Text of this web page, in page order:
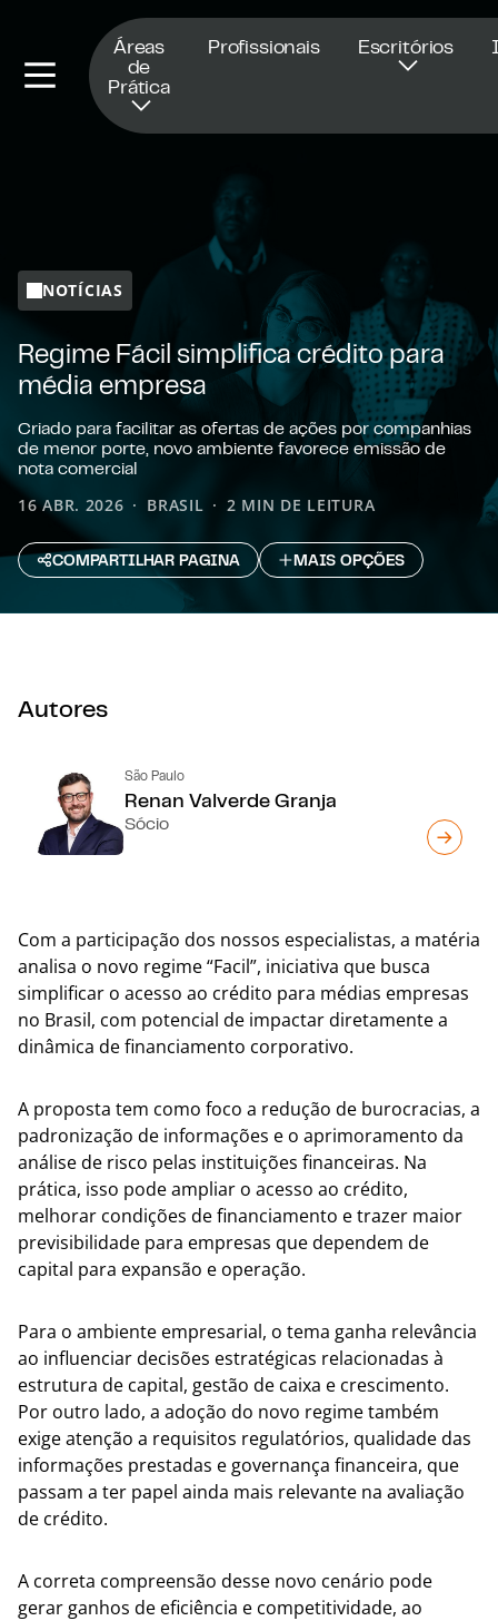
Áreas
de
Prática
Profissionais Escritórios
NOTÍCIAS
Regime Fácil simplifica crédito para
média empresa
Criado para facilitar as ofertas de ações por companhias
de menor porte, novo ambiente favorece emissão de
nota comercial
16 ABR. 2026 BRASIL 2 MIN DE LEITURA
COMPARTILHAR PAGINA MAIS OPÇÕES
Autores
São Paulo
Renan Valverde Granja
Sócio
Com a participação dos nossos especialistas, a matéria
analisa o novo regime “Facil”, iniciativa que busca
simplificar o acesso ao crédito para médias empresas
no Brasil, com potencial de impactar diretamente a
dinâmica de financiamento corporativo.
A proposta tem como foco a redução de burocracias, a
padronização de informações e o aprimoramento da
análise de risco pelas instituições financeiras. Na
prática, isso pode ampliar o acesso ao crédito,
melhorar condições de financiamento e trazer maior
previsibilidade para empresas que dependem de
capital para expansão e operação.
Para o ambiente empresarial, o tema ganha relevância
ao influenciar decisões estratégicas relacionadas à
estrutura de capital, gestão de caixa e crescimento.
Por outro lado, a adoção do novo regime também
exige atenção a requisitos regulatórios, qualidade das
informações prestadas e governança financeira, que
passam a ter papel ainda mais relevante na avaliação
de crédito.
A correta compreensão desse novo cenário pode
gerar ganhos de eficiência e competitividade, ao
Abre numa nova janela